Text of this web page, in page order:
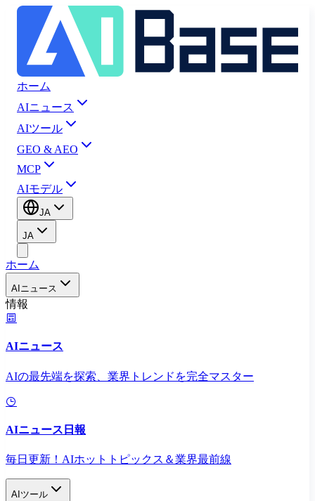
ホーム
AIニュース
AIツール
GEO & AEO
MCP
AIモデル
JA
JA
ホーム
AIニュース
情報
AIニュース
AIの最先端を探索、業界トレンドを完全マスター
AIニュース日報
毎日更新！AIホットトピックス＆業界最前線
AIツール